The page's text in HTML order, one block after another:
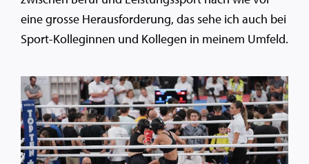
eine grosse Herausforderung, das sehe ich auch bei
Sport-Kolleginnen und Kollegen in meinem Umfeld.